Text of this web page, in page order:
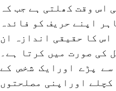
اس وقت کھلتی ہے جب کہ
اپنے حریف کو فائدہ
کا حقیقی اندازہ ان
کی صورت میں کرتا ہے۔
پڑے اورایک شخص کے
اوراپنی مصلحتوں